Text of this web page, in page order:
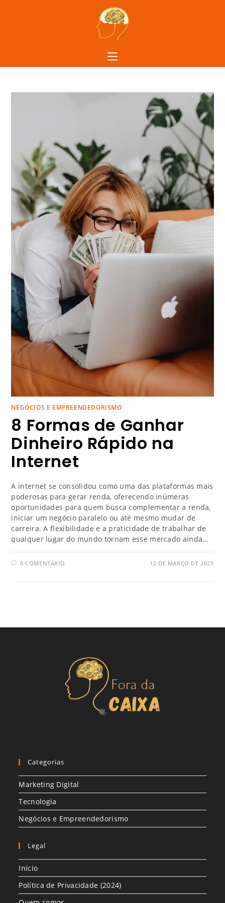
NEGÓCIOS E EMPREENDEDORISMO
8 Formas de Ganhar
Dinheiro Rápido na
Internet
A internet se consolidou como uma das plataformas mais
poderosas para gerar renda, oferecendo inúmeras
oportunidades para quem busca complementar a renda,
iniciar um negócio paralelo ou até mesmo mudar de
carreira. A flexibilidade e a praticidade de trabalhar de
qualquer lugar do mundo tornam esse mercado ainda…
0 COMENTÁRIO 12 DE MARÇO DE 2025
Categorias
Marketing Digital
Tecnologia
Negócios e Empreendedorismo
Legal
Início
Política de Privacidade (2024)